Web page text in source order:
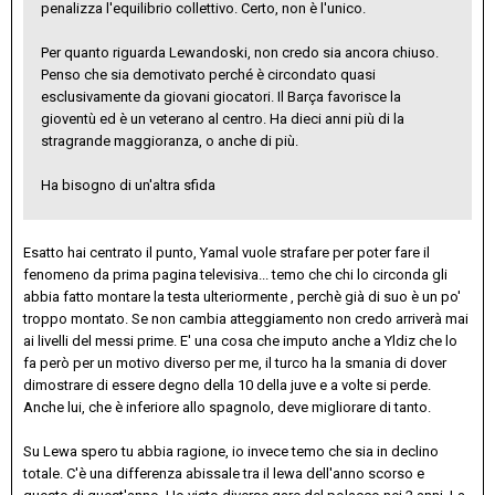
penalizza l'equilibrio collettivo. Certo, non è l'unico.
Per quanto riguarda Lewandoski, non credo sia ancora chiuso.
Penso che sia demotivato perché è circondato quasi
esclusivamente da giovani giocatori. Il Barça favorisce la
gioventù ed è un veterano al centro. Ha dieci anni più di la
stragrande maggioranza, o anche di più.
Ha bisogno di un'altra sfida
Esatto hai centrato il punto, Yamal vuole strafare per poter fare il
fenomeno da prima pagina televisiva... temo che chi lo circonda gli
abbia fatto montare la testa ulteriormente , perchè già di suo è un po'
troppo montato. Se non cambia atteggiamento non credo arriverà mai
ai livelli del messi prime. E' una cosa che imputo anche a Yldiz che lo
fa però per un motivo diverso per me, il turco ha la smania di dover
dimostrare di essere degno della 10 della juve e a volte si perde.
Anche lui, che è inferiore allo spagnolo, deve migliorare di tanto.
Su Lewa spero tu abbia ragione, io invece temo che sia in declino
totale. C'è una differenza abissale tra il lewa dell'anno scorso e